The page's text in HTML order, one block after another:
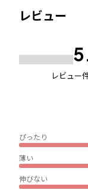
レビュー
レビュー
ぴったり
薄い
伸びない